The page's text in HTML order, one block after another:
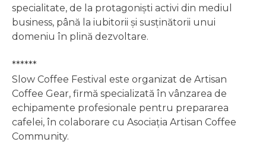
specialitate, de la protagoniști activi din mediul
business, până la iubitorii și susținătorii unui
domeniu în plină dezvoltare.
******
Slow Coffee Festival este organizat de Artisan
Coffee Gear, firmă specializată în vânzarea de
echipamente profesionale pentru prepararea
cafelei, în colaborare cu Asociația Artisan Coffee
Community.